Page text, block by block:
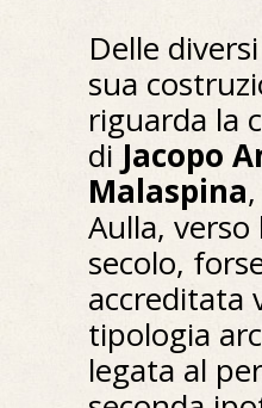
Delle
sua
riguarda la
di Jacopo
Malaspina
Aulla, verso
secolo,
accreditata
tipologia
legata al